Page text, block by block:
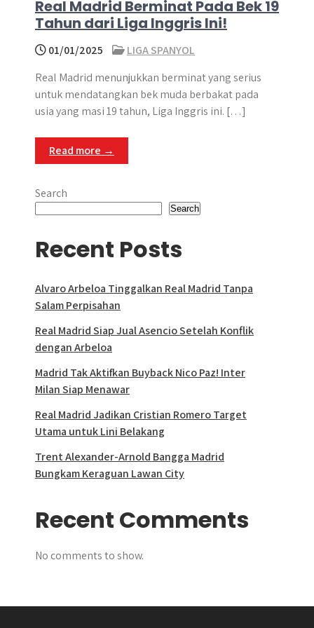
Real Madrid Berminat Pada Bek 19
Tahun dari Liga Inggris Ini!
01/01/2025
LIGA SPANYOL
​Real Madrid menunjukkan berminat yang serius
untuk mendatangkan bek muda berbakat pada
usia yang masi 19 tahun, Liga Inggris ini. […]
Read more →
Search
Search
Recent Posts
Alvaro Arbeloa Tinggalkan Real Madrid Tanpa
Salam Perpisahan
Real Madrid Siap Jual Asencio Setelah Konflik
dengan Arbeloa
Madrid Tak Aktifkan Buyback Nico Paz! Inter
Milan Siap Menawar
Real Madrid Jadikan Cristian Romero Target
Utama untuk Lini Belakang
Trent Alexander-Arnold Bangga Madrid
Bungkam Keraguan Lawan City
Recent Comments
No comments to show.